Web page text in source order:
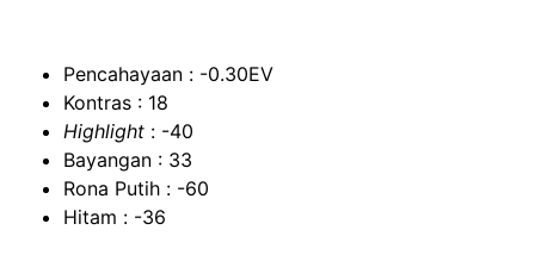
Pencahayaan : -0.30EV
Kontras : 18
Highlight : -40
Bayangan : 33
Rona Putih : -60
Hitam : -36